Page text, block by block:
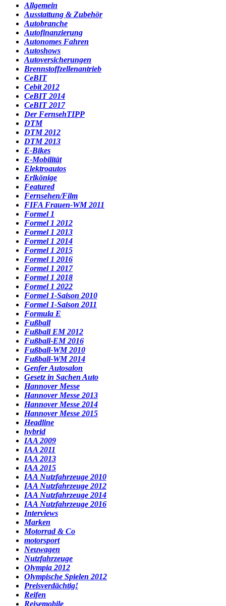
Allgemein
Ausstattung & Zubehör
Autobranche
Autofinanzierung
Autonomes Fahren
Autoshows
Autoversicherungen
Brennstoffzellenantrieb
CeBIT
Cebit 2012
CeBIT 2014
CeBIT 2017
Der FernsehTIPP
DTM
DTM 2012
DTM 2013
E-Bikes
E-Mobilität
Elektroautos
Erlkönige
Featured
Fernsehen/Film
FIFA Frauen-WM 2011
Formel 1
Formel 1 2012
Formel 1 2013
Formel 1 2014
Formel 1 2015
Formel 1 2016
Formel 1 2017
Formel 1 2018
Formel 1 2022
Formel 1-Saison 2010
Formel 1-Saison 2011
Formula E
Fußball
Fußball EM 2012
Fußball-EM 2016
Fußball-WM 2010
Fußball-WM 2014
Genfer Autosalon
Gesetz in Sachen Auto
Hannover Messe
Hannover Messe 2013
Hannover Messe 2014
Hannover Messe 2015
Headline
hybrid
IAA 2009
IAA 2011
IAA 2013
IAA 2015
IAA Nutzfahrzeuge 2010
IAA Nutzfahrzeuge 2012
IAA Nutzfahrzeuge 2014
IAA Nutzfahrzeuge 2016
Interviews
Marken
Motorrad & Co
motorsport
Neuwagen
Nutzfahrzeuge
Olympia 2012
Olympische Spielen 2012
Preisverdächtig!
Reifen
Reisemobile